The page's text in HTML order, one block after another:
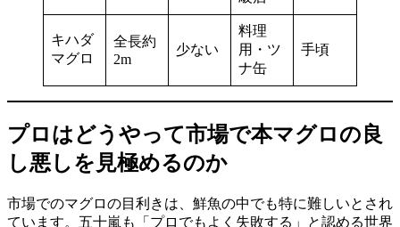
キハダ
マグロ
全長約
2m
少ない
料理
用・ツ
ナ缶
手頃
プロはどうやって市場で本マグロの良
し悪しを見極めるのか
市場でのマグロの目利きは、鮮魚の中でも特に難しいとされ
ています。五十嵐も「プロでもよく失敗する」と認める世界